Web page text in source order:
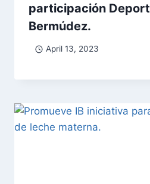
participación
Bermúdez.
April 13, 2023